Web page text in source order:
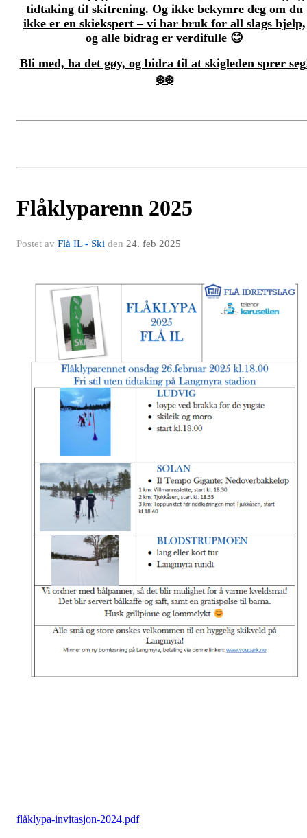
tidtaking til skitrening. Og ikke bekymre deg om du
ikke er en skiekspert – vi har bruk for all slags hjelp,
og alle bidrag er verdifulle 😊
Bli med, ha det gøy, og bidra til at skigleden sprer
❄️❄️
Flåklyparenn 2025
Postet av Flå IL - Ski den 24. feb 2025
flåklypa-invitasjon-2024.pdf